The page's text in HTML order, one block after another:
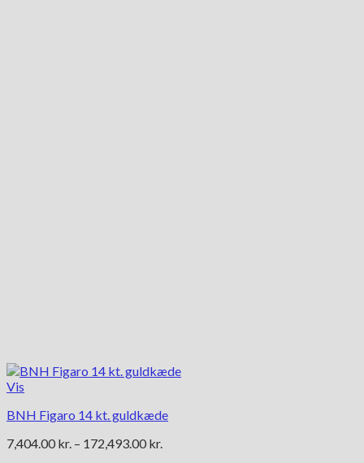
Vis
BNH Figaro 14 kt. guldkæde
7,404.00 kr. – 172,493.00 kr.